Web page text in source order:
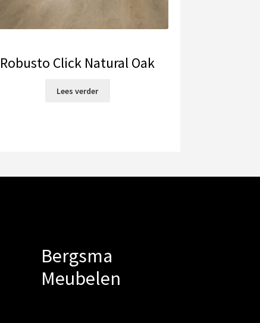
Robusto Click Natural Oak
Lees verder
Bergsma
Meubelen